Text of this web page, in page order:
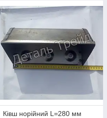
Ківш норійний L=280 мм